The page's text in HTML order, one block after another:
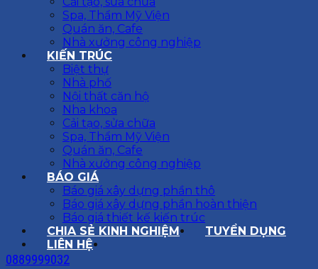
Spa, Thẩm Mỹ Viện
Quán ăn, Cafe
Nhà xưởng công nghiệp
KIẾN TRÚC
Biệt thự
Nhà phố
Nội thất căn hộ
Nha khoa
Cải tạo, sửa chữa
Spa, Thẩm Mỹ Viện
Quán ăn, Cafe
Nhà xưởng công nghiệp
BÁO GIÁ
Báo giá xây dựng phần thô
Báo giá xây dựng phần hoàn thiện
Báo giá thiết kế kiến trúc
CHIA SẺ KINH NGHIỆM
TUYỂN DỤNG
LIÊN HỆ
0889999032